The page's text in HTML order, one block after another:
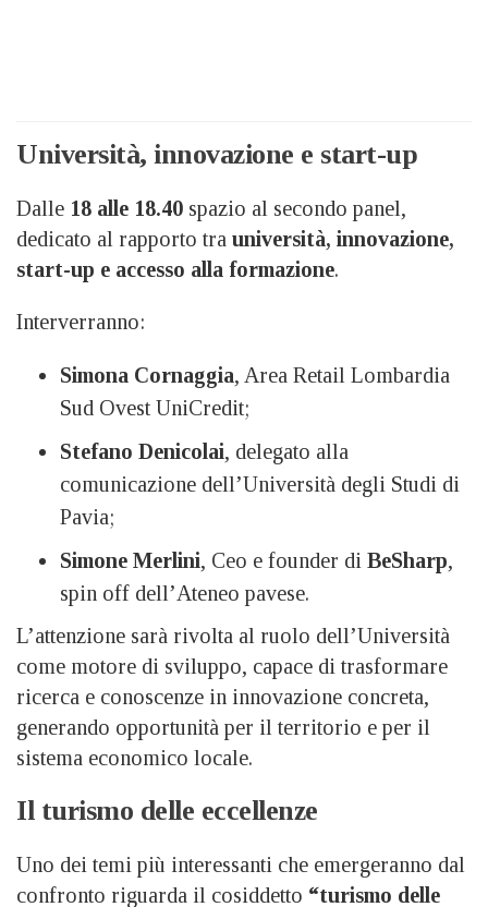
Università, innovazione e start-up
Dalle 18 alle 18.40 spazio al secondo panel,
dedicato al rapporto tra università, innovazione,
start-up e accesso alla formazione.
Interverranno:
Simona Cornaggia, Area Retail Lombardia
Sud Ovest UniCredit;
Stefano Denicolai, delegato alla
comunicazione dell’Università degli Studi di
Pavia;
Simone Merlini, Ceo e founder di BeSharp,
spin off dell’Ateneo pavese.
L’attenzione sarà rivolta al ruolo dell’Università
come motore di sviluppo, capace di trasformare
ricerca e conoscenze in innovazione concreta,
generando opportunità per il territorio e per il
sistema economico locale.
Il turismo delle eccellenze
Uno dei temi più interessanti che emergeranno dal
confronto riguarda il cosiddetto “turismo delle